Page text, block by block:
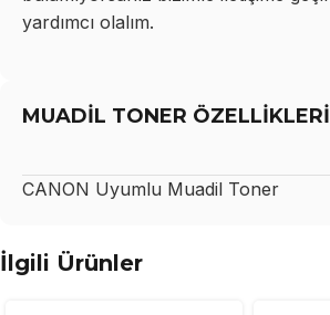
yardımcı olalım.
MUADİL TONER ÖZELLİKLERİ
CANON Uyumlu Muadil Toner
İlgili Ürünler